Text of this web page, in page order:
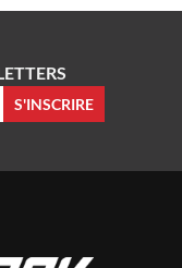
S'INSCRIRE